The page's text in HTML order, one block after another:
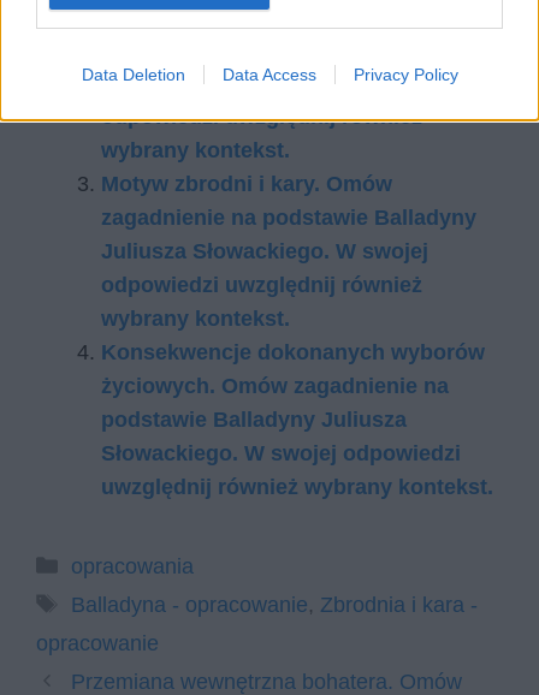
Data Deletion Data Access Privacy Policy
Omów zagadnienie na podstawie
komedii Dantego Alighieri. W swojej
odpowiedzi uwzględnij również
wybrany kontekst.
Motyw zbrodni i kary. Omów
zagadnienie na podstawie Balladyny
Juliusza Słowackiego. W swojej
odpowiedzi uwzględnij również
wybrany kontekst.
Konsekwencje dokonanych wyborów
życiowych. Omów zagadnienie na
podstawie Balladyny Juliusza
Słowackiego. W swojej odpowiedzi
uwzględnij również wybrany kontekst.
Kategorie
opracowania
Tagi
Balladyna - opracowanie, Zbrodnia i kara -
opracowanie
Przemiana wewnętrzna bohatera. Omów